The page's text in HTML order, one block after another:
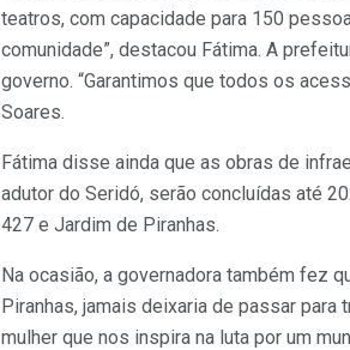
teatros, com capacidade para 150
comunidade”, destacou Fátima. A
governo. “Garantimos que todos os
Soares.
Fátima disse ainda que as obras de
adutor do Seridó, serão concluídas até
427 e Jardim de Piranhas.
Na ocasião, a governadora também fez
Piranhas, jamais deixaria de passar para
mulher que nos inspira na luta por um